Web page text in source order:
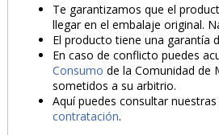
Te garantizamos que el
llegar en el embalaje original.
El producto tiene una garantía
En caso de conflicto puedes
Consumo de la Comunidad de
sometidos a su arbitrio.
Aquí puedes consultar
contratación.